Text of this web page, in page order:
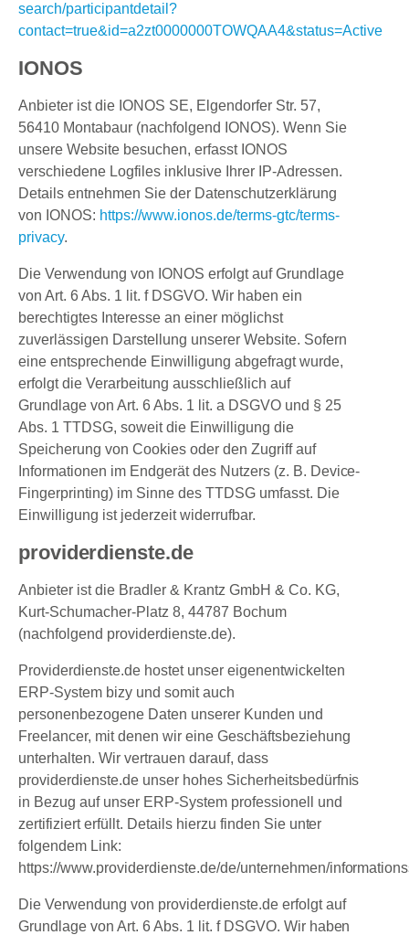
search/participantdetail?
contact=true&id=a2zt0000000TOWQAA4&status=Active
IONOS
Anbieter ist die IONOS SE, Elgendorfer Str. 57,
56410 Montabaur (nachfolgend IONOS). Wenn Sie
unsere Website besuchen, erfasst IONOS
verschiedene Logfiles inklusive Ihrer IP-Adressen.
Details entnehmen Sie der Datenschutzerklärung
von IONOS: https://www.ionos.de/terms-gtc/terms-
privacy.
Die Verwendung von IONOS erfolgt auf Grundlage
von Art. 6 Abs. 1 lit. f DSGVO. Wir haben ein
berechtigtes Interesse an einer möglichst
zuverlässigen Darstellung unserer Website. Sofern
eine entsprechende Einwilligung abgefragt wurde,
erfolgt die Verarbeitung ausschließlich auf
Grundlage von Art. 6 Abs. 1 lit. a DSGVO und § 25
Abs. 1 TTDSG, soweit die Einwilligung die
Speicherung von Cookies oder den Zugriff auf
Informationen im Endgerät des Nutzers (z. B. Device-
Fingerprinting) im Sinne des TTDSG umfasst. Die
Einwilligung ist jederzeit widerrufbar.
providerdienste.de
Anbieter ist die Bradler & Krantz GmbH & Co. KG,
Kurt-Schumacher-Platz 8, 44787 Bochum
(nachfolgend providerdienste.de).
Providerdienste.de hostet unser eigenentwickelten
ERP-System bizy und somit auch
personenbezogene Daten unserer Kunden und
Freelancer, mit denen wir eine Geschäftsbeziehung
unterhalten. Wir vertrauen darauf, dass
providerdienste.de unser hohes Sicherheitsbedürfnis
in Bezug auf unser ERP-System professionell und
zertifiziert erfüllt. Details hierzu finden Sie unter
folgendem Link:
https://www.providerdienste.de/de/unternehmen/
Die Verwendung von providerdienste.de erfolgt auf
Grundlage von Art. 6 Abs. 1 lit. f DSGVO. Wir haben